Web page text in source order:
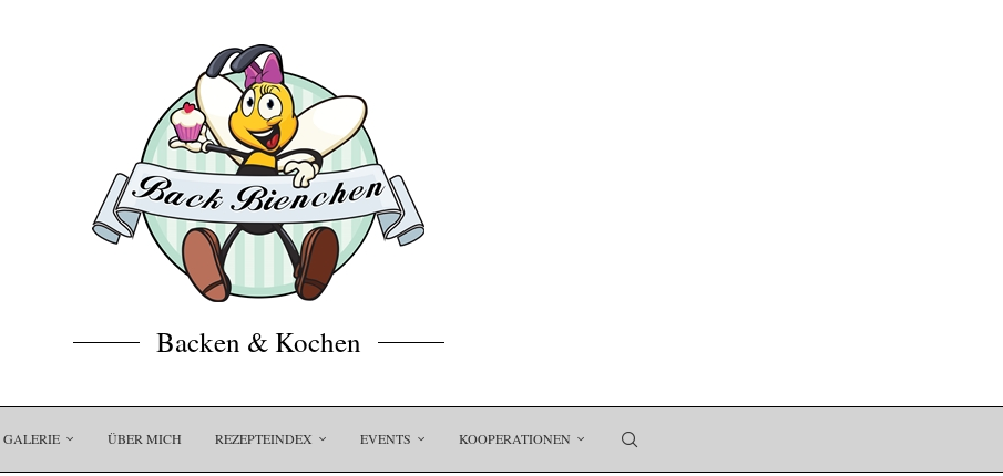
Backen & Kochen
GALERIE ÜBER MICH REZEPTEINDEX EVENTS KOOPERATIONEN